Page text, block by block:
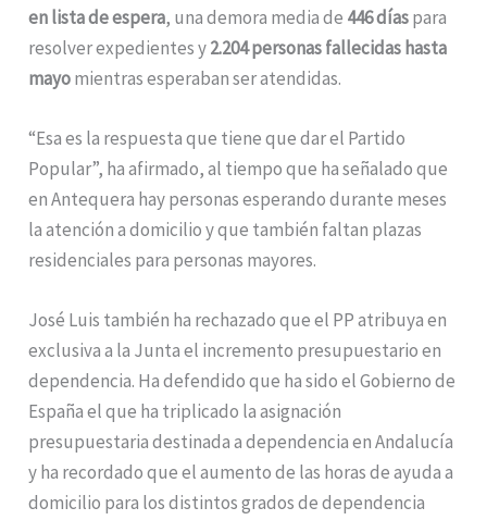
en lista de espera, una demora media de 446 díaspara
resolver expedientes y2.204 personas fallecidas hasta
mayomientras esperaban ser atendidas.
“Esa es la respuesta que tiene que dar el Partido
Popular”, ha afirmado, al tiempo que ha señalado que
en Antequera hay personas esperando durante meses
la atención a domicilio y que también faltan plazas
residenciales para personas mayores.
José Luis también ha rechazado que el PP atribuya en
exclusiva a la Junta el incremento presupuestario en
dependencia. Ha defendido que ha sido el Gobierno de
España el que ha triplicado la asignación
presupuestaria destinada a dependencia en Andalucía
y ha recordado que el aumento de las horas de ayuda a
domicilio para los distintos grados de dependencia